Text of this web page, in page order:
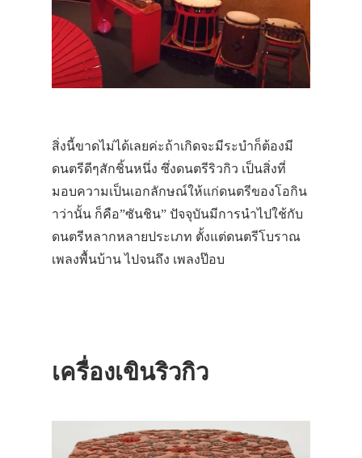
สิ่งนี้ขาดไม่ได้เลยค่ะถ้าเกิดจะมีระบำก็ต้องมี
ดนตรีดีๆสักชิ้นหนึ่ง ซึ่งดนตรีริวกิว เป็นสิ่งที่
มอบความเป็นเอกลักษณ์ให้แก่ดนตรีของโอกิน
าว่านั้น ก็คือ”ซันชิน” ปัจจุบันมีการนำไปใช้กับ
ดนตรีหลากหลายประเภท ตั้งแต่ดนตรีโบราณ
เพลงพื้นบ้าน ไปจนถึง เพลงป๊อบ
เครื่องเขินริวกิว